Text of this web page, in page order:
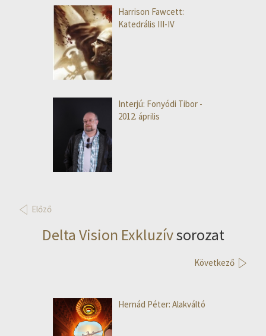
Harrison Fawcett:
Katedrális III-IV
Interjú: Fonyódi Tibor -
2012. április
Előző
Delta Vision Exkluzívsorozat
Következő
Hernád Péter: Alakváltó